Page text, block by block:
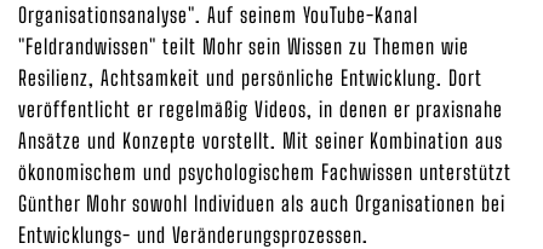
Organisationsanalyse". Auf seinem YouTube-Kanal
"Feldrandwissen" teilt Mohr sein Wissen zu Themen wie
Resilienz, Achtsamkeit und persönliche Entwicklung. Dort
veröffentlicht er regelmäßig Videos, in denen er praxisnahe
Ansätze und Konzepte vorstellt. Mit seiner Kombination aus
ökonomischem und psychologischem Fachwissen unterstützt
Günther Mohr sowohl Individuen als auch Organisationen bei
Entwicklungs- und Veränderungsprozessen.